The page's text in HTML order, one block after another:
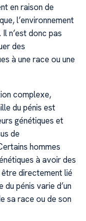
en raison de
l’environnement
n’est donc pas
des
à une race ou une
complexe,
du pénis est
génétiques et
de
hommes
à avoir des
être directement lié
pénis varie d’un
sa race ou de son